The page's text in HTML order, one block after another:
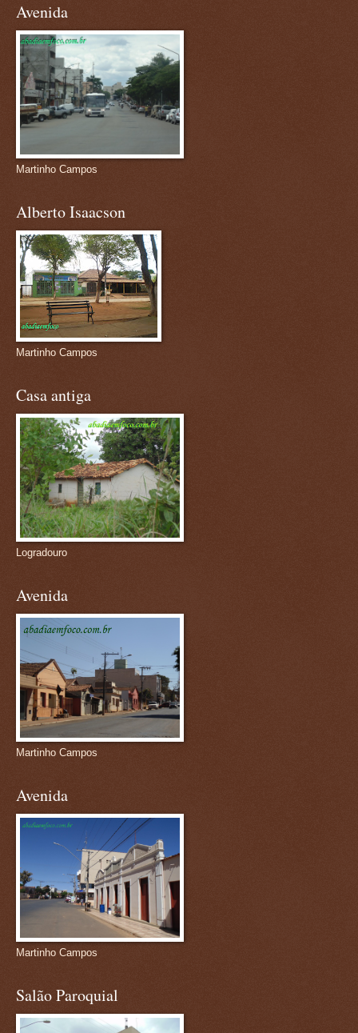
Avenida
Martinho Campos
Alberto Isaacson
Martinho Campos
Casa antiga
Logradouro
Avenida
Martinho Campos
Avenida
Martinho Campos
Salão Paroquial